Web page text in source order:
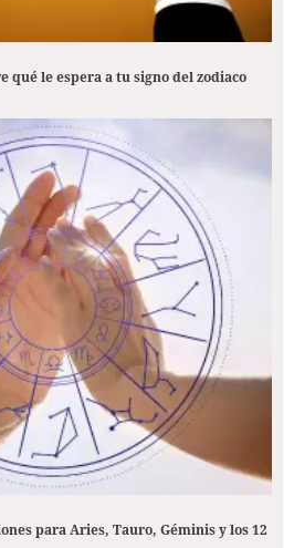
qué le espera a tu signo del zodiaco
para Aries, Tauro, Géminis y los 12